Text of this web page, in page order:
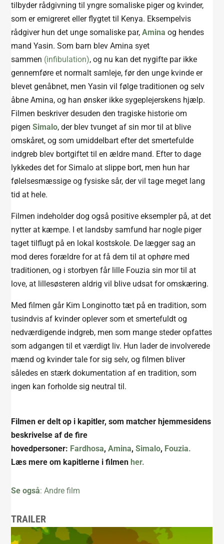
tilbyder rådgivning til yngre somaliske piger og kvinder,
som er emigreret eller flygtet til Kenya. Eksempelvis
rådgiver hun det unge somaliske par,Amina og hendes
mand Yasin. Som barn blev Amina syet
sammen (infibulation), og nu kan det nygifte par ikke
gennemføre et normalt samleje, før den unge kvinde er
blevet genåbnet, men Yasin vil følge traditionen og selv
åbne Amina, og han ønsker ikke sygeplejerskens hjælp.
Filmen beskriver desuden den tragiske historie om
pigenSimalo, der blev tvunget af sin mor til at blive
omskåret, og som umiddelbart efter det smertefulde
indgreb blev bortgiftet til en ældre mand. Efter to dage
lykkedes det for Simalo at slippe bort, men hun har
følelsesmæssige og fysiske sår, der vil tage meget lang
tid at hele.
Filmen indeholder dog også positive eksempler på, at det
nytter at kæmpe. I et landsby samfund har nogle piger
taget tilflugt på en lokal kostskole. De lægger sag an
mod deres forældre for at få dem til at ophøre med
traditionen, og i storbyen får lille Fouzia sin mor til at
love, at lillesøsteren aldrig vil blive udsat for omskæring.
Med filmen går Kim Longinotto tæt på en tradition, som
tusindvis af kvinder oplever som et smertefuldt og
nedværdigende indgreb, men som mange steder opfattes
som adgangen til et værdigt liv. Hun lader de involverede
mænd og kvinder tale for sig selv, og filmen bliver
således en stærk dokumentation af en tradition, som
ingen kan forholde sig neutral til.
Filmen er delt op i kapitler, som matcher hjemmesidens
beskrivelse af de fire
hovedpersoner: Fardhosa,Amina,Simalo, Fouzia.
Læs mere om kapitlerne i filmen her.
Se også: Andre film
TRAILER